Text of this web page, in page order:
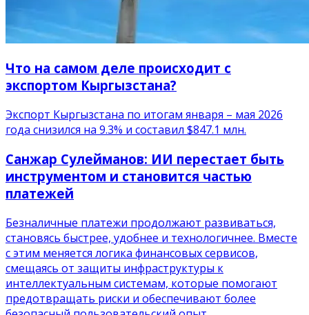
Что на самом деле происходит с
экспортом Кыргызстана?
Экспорт Кыргызстана по итогам января – мая 2026
года снизился на 9.3% и составил $847.1 млн.
Санжар Сулейманов: ИИ перестает быть
инструментом и становится частью
платежей
Безналичные платежи продолжают развиваться,
становясь быстрее, удобнее и технологичнее. Вместе
с этим меняется логика финансовых сервисов,
смещаясь от защиты инфраструктуры к
интеллектуальным системам, которые помогают
предотвращать риски и обеспечивают более